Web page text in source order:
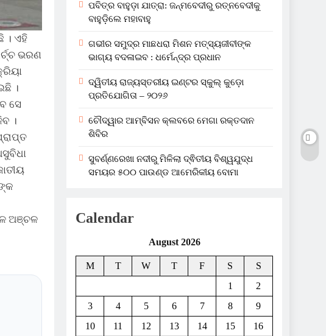
। ଏହି
ଭରଣ
।
ସେ
।
ଅଞ୍ଚଳ
ପବିତ୍ର ବାହୁଡ଼ା ଯାତ୍ରା: ଜନ୍ମବେଦୀରୁ ରତ୍ନବେଦୀକୁ
ବାହୁଡ଼ିଲେ ମହାବାହୁ
ଗଭୀର ସମୁଦ୍ର ମାଛଧରା ମିଶନ ମତ୍ସ୍ୟଜୀବୀଙ୍କ
ଭାଗ୍ୟ ବଦଳାଇବ : ଧର୍ମେନ୍ଦ୍ର ପ୍ରଧାନ
ଦ୍ୱିତୀୟ ରାଜ୍ୟସ୍ତରୀୟ ଇଣ୍ଟର ସ୍କୁଲ୍ କୁଡ଼ୋ
ପ୍ରତିଯୋଗିତା – ୨୦୨୬
ଚୌଦ୍ୱାର ଆମ୍ବିସନ କ୍ଲବରେ ମେଗା ରକ୍ତଦାନ
ଶିବିର
ସୁବର୍ଣ୍ଣରେଖା ନଦୀରୁ ମିଳିଲା ଦ୍ଵିତୀୟ ବିଶ୍ୱଯୁଦ୍ଧ
ସମୟର ୫୦୦ ପାଉଣ୍ଡ ଆମେରିକୀୟ ବୋମା
Calendar
August 2026
M T W T F S
S
1
2
3
4 5 6 7 8
9
10
11 12 13 14 15
16